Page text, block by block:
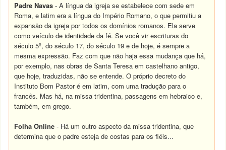
Padre Navas - A língua da igreja se estabelece com sede em
Roma, e latim era a língua do Império Romano, o que permitiu a
expansão da igreja por todos os domínios romanos. Ela serve
como veículo de identidade da fé. Se você vir escrituras do
século 5º, do século 17, do século 19 e de hoje, é sempre a
mesma expressão. Faz com que não haja essa mudança que há,
por exemplo, nas obras de Santa Teresa em castelhano antigo,
que hoje, traduzidas, não se entende. O próprio decreto do
Instituto Bom Pastor é em latim, com uma tradução para o
francês. Mas há, na missa tridentina, passagens em hebraico e,
também, em grego.
Folha Online - Há um outro aspecto da missa tridentina, que
determina que o padre esteja de costas para os fiéis...